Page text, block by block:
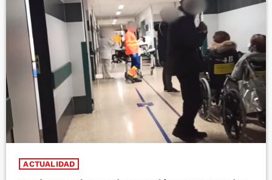
ACTUALIDAD